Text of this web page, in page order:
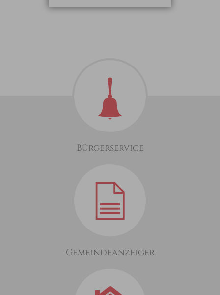
Bürgerservice
Gemeindeanzeiger